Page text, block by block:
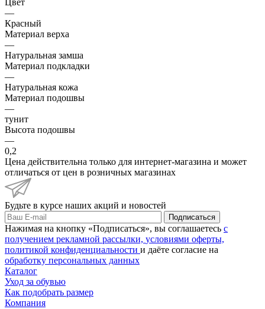
Цвет
—
Красный
Материал верха
—
Натуральная замша
Материал подкладки
—
Натуральная кожа
Материал подошвы
—
тунит
Высота подошвы
—
0,2
Цена действительна только для интернет-магазина и может
отличаться от цен в розничных магазинах
Будьте в курсе наших акций и новостей
Подписаться
Нажимая на кнопку «Подписаться», вы соглашаетесь с
получением рекламной рассылки, условиями оферты,
политикой конфиденциальности и даёте согласие на
обработку персональных данных
Каталог
Уход за обувью
Как подобрать размер
Компания